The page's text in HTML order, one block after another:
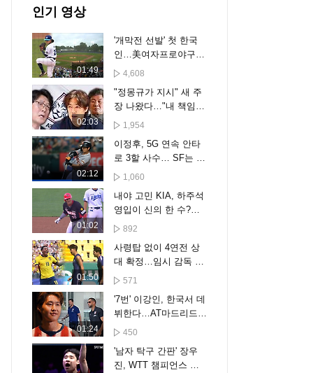
인기 영상
01:49
'개막전 선발' 첫 한국
인…美여자프로야구
역사 쓴 김라경
4,608
02:03
"정몽규가 지시" 새 주
장 나왔다…"내 책임
아니야" 결국
1,954
02:12
이정후, 5G 연속 안타
로 3할 사수… SF는 텍
사스에 무득점 완패 [스
1,060
01:02
내야 고민 KIA, 하주석
영입이 신의 한 수?…
박찬호 떠난 유격수 자
892
01:50
사령탑 없이 4연전 상
대 확정…임시 감독 시
험대
571
01:24
'7번' 이강인, 한국서 데
뷔한다…AT마드리드
투어 명단 확정, 오늘
450
'남자 탁구 간판' 장우
진, WTT 챔피언스 요